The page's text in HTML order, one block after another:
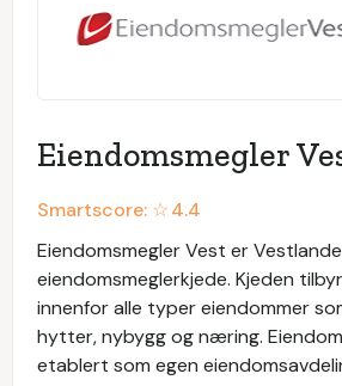
Eiendomsmegler
Smartscore: ☆4.4
Eiendomsmegler Vest er
eiendomsmeglerkjede. Kjeden
innenfor alle typer eiendommer
hytter, nybygg og næring.
etablert som egen